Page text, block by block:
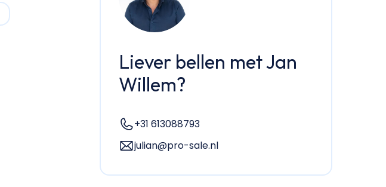
Liever bellen met Jan
Willem?
+31 613088793
julian@pro-sale.nl